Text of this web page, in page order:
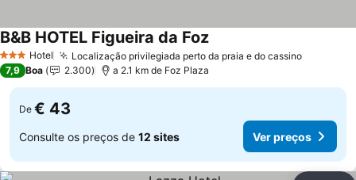
3 EstrelasHotel Localização privilegiada perto da praia e do cassinoVer
B&B HOTEL Figueira da FozVer preços
7,9 Boa 2.300 a 2.1 km de Foz Plaza
De € 43
Consulte os preços de 12 sites Ver preços